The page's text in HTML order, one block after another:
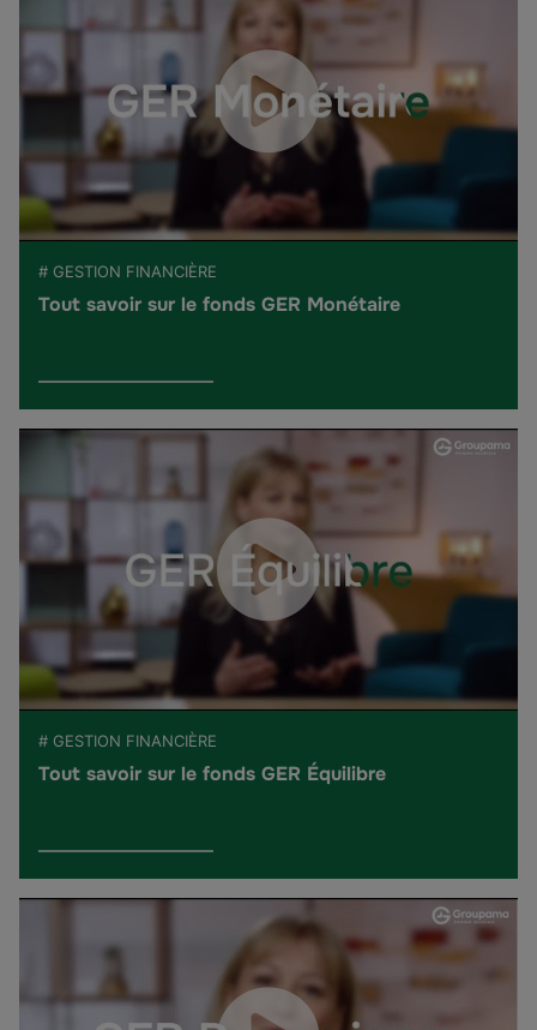
# GESTION FINANCIÈRE
Tout savoir sur le fonds GER Monétaire
# GESTION FINANCIÈRE
Tout savoir sur le fonds GER Équilibre